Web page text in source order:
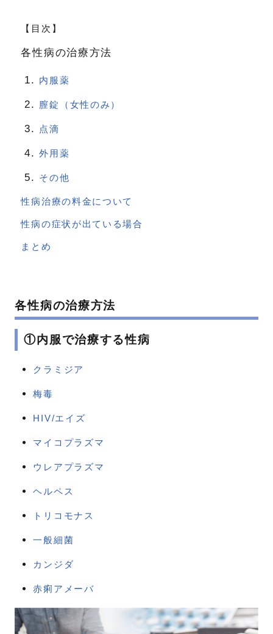
【目次】
各性病の治療方法
内服薬
膣錠（女性のみ）
点滴
外用薬
その他
性病治療の料金について
性病の症状が出ている場合
まとめ
各性病の治療方法
①内服で治療する性病
クラミジア
梅毒
HIV/エイズ
マイコプラズマ
ウレアプラズマ
ヘルペス
トリコモナス
一般細菌
カンジダ
赤痢アメーバ